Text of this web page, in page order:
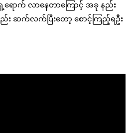
ောက် လာနေတာကြောင့် အခု နည်း
ဆက်လက်ပြီးတော့ စောင့်ကြည့်ရဦး